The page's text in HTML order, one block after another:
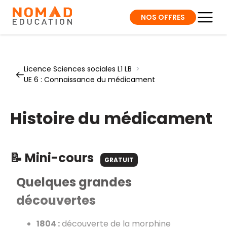
NOS OFFRES
Licence Sciences sociales L1 LB >
UE 6 : Connaissance du médicament
Histoire du médicament
📝 Mini-cours GRATUIT
Quelques grandes
découvertes
1804 :découverte de la morphine